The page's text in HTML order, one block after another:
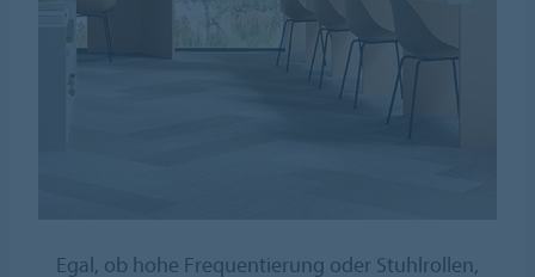
Egal, ob hohe Frequentierung oder Stuhlrollen,